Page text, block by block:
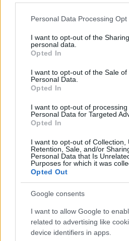
Personal Data Processing Opt
I want to opt-out of the
personal data.
Opted In
I want to opt-out of the Sale of
Personal Data.
Opted In
I want to opt-out of processing
Personal Data for Targeted
Opted In
I want to opt-out of Collection,
Retention, Sale, and/or
Personal Data that Is
Purposes for which it was
Opted Out
Google consents
I want to allow Google to
related to advertising like
device identifiers in apps.
dalla Zuppa di Porro
00:00